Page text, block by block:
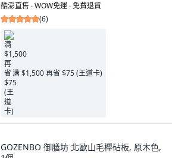
酷澎直售 ∙ WOW免運 ∙ 免費退貨
(6)
满 $1,500 再省 $75 (王道卡)
GOZENBO 御膳坊 北歐山毛櫸砧板, 原木色,